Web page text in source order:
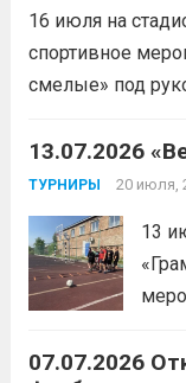
16 июля на
спортивное
смелые» под
Сергеевича.
скоростные
координацию.
13.07.2026
ТУРНИРЫ 20 июля,
13
07.07.2026